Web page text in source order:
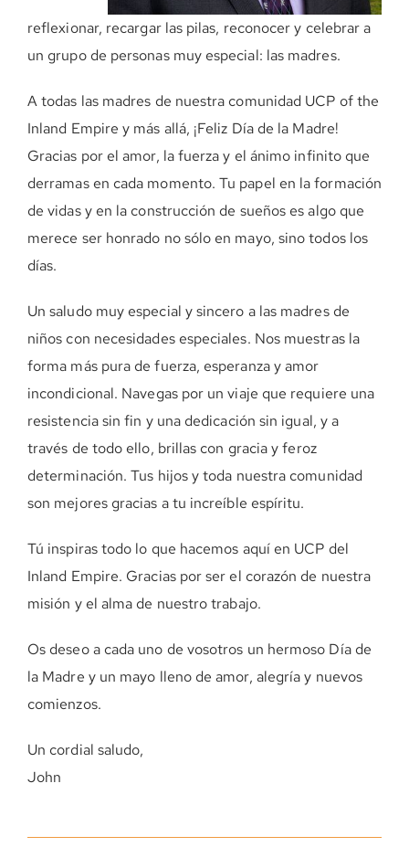
reflexionar, recargar las pilas, reconocer y celebrar a
un grupo de personas muy especial: las madres.
A todas las madres de nuestra comunidad UCP of the
Inland Empire y más allá, ¡Feliz Día de la Madre!
Gracias por el amor, la fuerza y el ánimo infinito que
derramas en cada momento. Tu papel en la formación
de vidas y en la construcción de sueños es algo que
merece ser honrado no sólo en mayo, sino todos los
días.
Un saludo muy especial y sincero a las madres de
niños con necesidades especiales. Nos muestras la
forma más pura de fuerza, esperanza y amor
incondicional. Navegas por un viaje que requiere una
resistencia sin fin y una dedicación sin igual, y a
través de todo ello, brillas con gracia y feroz
determinación. Tus hijos y toda nuestra comunidad
son mejores gracias a tu increíble espíritu.
Tú inspiras todo lo que hacemos aquí en UCP del
Inland Empire. Gracias por ser el corazón de nuestra
misión y el alma de nuestro trabajo.
Os deseo a cada uno de vosotros un hermoso Día de
la Madre y un mayo lleno de amor, alegría y nuevos
comienzos.
Un cordial saludo,
John